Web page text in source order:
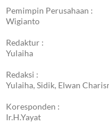
Pemimpin Perusahaan :
Wigianto
Redaktur :
Yulaiha
Redaksi :
Yulaiha, Sidik, Elwan
Koresponden :
Ir.H.Yayat